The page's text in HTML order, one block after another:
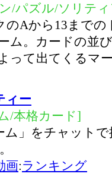
/パズル/ソリテ
のAから13まで
ム。カードの並
って出てくるマ
ィー
/本格カード]
ム」をチャット
画:ランキング